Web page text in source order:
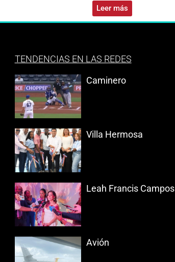
Leer más
TENDENCIAS EN LAS REDES
Caminero
Villa Hermosa
Leah Francis Campos
Avión